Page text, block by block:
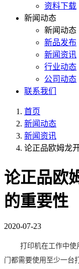
资料下载
新闻动态
新闻动态
新品发布
新闻资讯
行业动态
公司动态
联系我们
首页
新闻动态
新闻资讯
论正品欧姆龙
论正品欧
的重要性
2020-07-23
打印机在工作中使
门都需要使用至少一台